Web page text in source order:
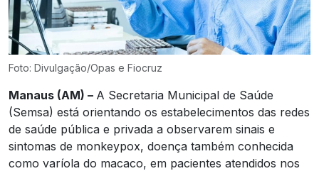
Foto: Divulgação/Opas e Fiocruz
Manaus (AM) – A Secretaria Municipal de Saúde
(Semsa) está orientando os estabelecimentos das redes
de saúde pública e privada a observarem sinais e
sintomas de monkeypox, doença também conhecida
como varíola do macaco, em pacientes atendidos nos